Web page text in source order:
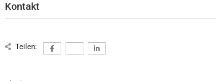
Kontakt
Teilen: